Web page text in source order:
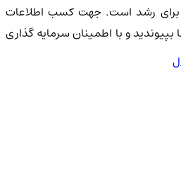
برای رشد است. جهت کسب اطلاعات
بپیوندید و با اطمینان سرمایه گذاری